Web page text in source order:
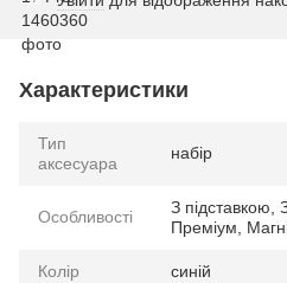
Характеристики
Тип
аксесуара
набір
Особливості
З підставкою,
Преміум,
Колір синій